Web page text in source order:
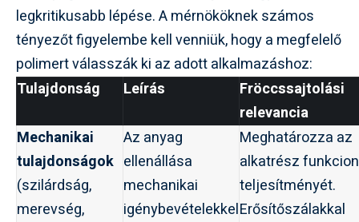
legkritikusabb lépése. A mérnököknek számos
tényezőt figyelembe kell venniük, hogy a megfelelő
polimert válasszák ki az adott alkalmazáshoz:
Tulajdonság
Leírás
Fröccssajtolási
relevancia
Mechanikai
tulajdonságok
(szilárdság,
merevség,
Az anyag
ellenállása
mechanikai
igénybevételekkel
Meghatározza az
alkatrész
teljesítményét.
Erősítőszálakkal